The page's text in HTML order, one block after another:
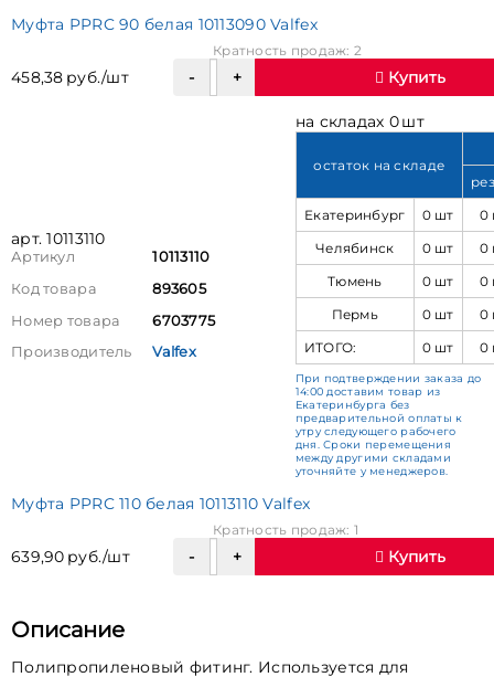
Муфта PPRC 90 белая 10113090 Valfex
458,38 руб./шт
Кратность продаж: 2
Купить
арт. 10113110
Артикул
10113110
Код товара
893605
Номер товара
6703775
Производитель
Valfex
на складах 0 шт
остаток на складе
Екатеринбург
0 шт
0
Челябинск
0 шт
0
Тюмень
0 шт
0
Пермь
0 шт
0
ИТОГО:
0 шт 0
При подтверждении заказа до
14:00 доставим товар из
Екатеринбурга без
предварительной оплаты к
утру следующего рабочего
дня. Сроки перемещения
между другими складами
уточняйте у менеджеров.
Муфта PPRC 110 белая 10113110 Valfex
639,90 руб./шт
Кратность продаж: 1
Купить
Описание
Полипропиленовый фитинг. Используется для